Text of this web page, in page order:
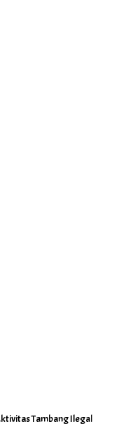
Tambang Ilegal